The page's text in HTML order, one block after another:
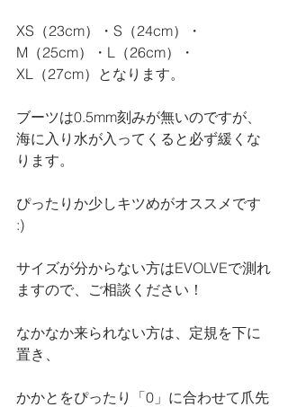
XS（23cm）・S（24cm）・
M（25cm）・L（26cm）・
XL（27cm）となります。
ブーツは0.5mm刻みが無いのですが、
海に入り水が入ってくると必ず緩くな
ります。
ぴったりか少しキツめがオススメです
:)
サイズが分からない方はEVOLVEで測れ
ますので、ご相談ください！
なかなか来られない方は、定規を下に
置き、
かかとをぴったり「0」に合わせて爪先